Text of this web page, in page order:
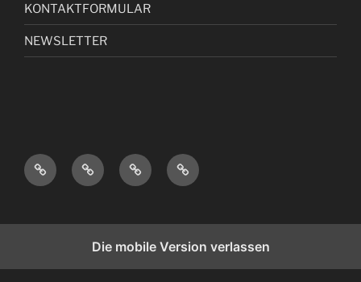
KONTAKTFORMULAR
NEWSLETTER
I
M
R
S
D
A
E
S
K
O
T
A
K
N
E
S
L
E
Die mobile Version verlassen